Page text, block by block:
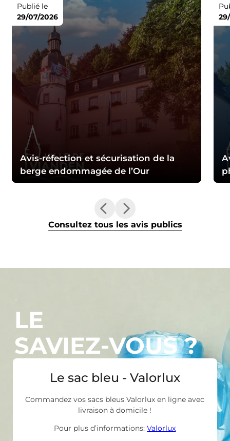
Publié le
29/07/2026
Avis-réfection et sécurisation de la
berge endommagée de l’Our
Consultez tous les avis publics
Le sac bleu - Valorlux
Commandez vos sacs bleus Valorlux en ligne avec
livraison à domicile !
Pour plus d’informations:Valorlux
LE
SAVIEZ-VOUS ?